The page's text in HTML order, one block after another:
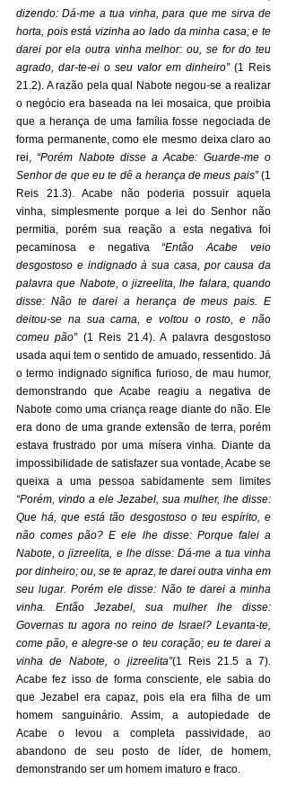
dizendo: Dá-me a tua vinha, para que me sirva de
horta, pois está vizinha ao lado da minha casa; e te
darei por ela outra vinha melhor: ou, se for do teu
agrado, dar-te-ei o seu valor em dinheiro” (1 Reis
21.2). A razão pela qual Nabote negou-se a realizar
o negócio era baseada na lei mosaica, que proibia
que a herança de uma família fosse negociada de
forma permanente, como ele mesmo deixa claro ao
rei, “Porém Nabote disse a Acabe: Guarde-me o
Senhor de que eu te dê a herança de meus pais” (1
Reis 21.3). Acabe não poderia possuir aquela
vinha, simplesmente porque a lei do Senhor não
permitia, porém sua reação a esta negativa foi
pecaminosa e negativa “Então Acabe veio
desgostoso e indignado à sua casa, por causa da
palavra que Nabote, o jizreelita, lhe falara, quando
disse: Não te darei a herança de meus pais. E
deitou-se na sua cama, e voltou o rosto, e não
comeu pão” (1 Reis 21.4). A palavra desgostoso
usada aqui tem o sentido de amuado, ressentido. Já
o termo indignado significa furioso, de mau humor,
demonstrando que Acabe reagiu a negativa de
Nabote como uma criança reage diante do não. Ele
era dono de uma grande extensão de terra, porém
estava frustrado por uma mísera vinha. Diante da
impossibilidade de satisfazer sua vontade, Acabe se
“Porém, vindo a ele Jezabel, sua mulher, lhe disse:
Que há, que está tão desgostoso o teu espírito, e
não comes pão? E ele lhe disse: Porque falei a
Nabote, o jizreelita, e lhe disse: Dá-me a tua vinha
por dinheiro; ou, se te apraz, te darei outra vinha em
seu lugar. Porém ele disse: Não te darei a minha
vinha. Então Jezabel, sua mulher lhe disse:
Governas tu agora no reino de Israel? Levanta-te,
come pão, e alegre-se o teu coração; eu te darei a
vinha de Nabote, o jizreelita”(1 Reis 21.5 a 7).
Acabe fez isso de forma consciente, ele sabia do
que Jezabel era capaz, pois ela era filha de um
homem sanguinário. Assim, a autopiedade de
Acabe o levou a completa passividade, ao
abandono de seu posto de líder, de homem,
demonstrando ser um homem imaturo e fraco.